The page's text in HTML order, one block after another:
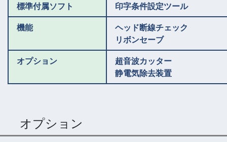
標準付属ソフト 印字条件設定ツール
機能
ヘッド断線チェック
リボンセーブ
オプション
超音波カッター
静電気除去装置
オプション